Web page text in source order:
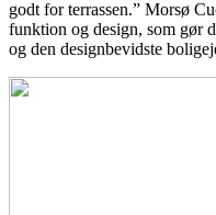
godt for terrassen.” Morsø
funktion og design, som gør
og den designbevidste